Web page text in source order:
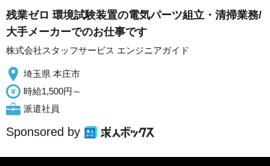
残業ゼロ 環境試験装置の電気パーツ組立・清掃業務/
大手メーカーでのお仕事です
株式会社スタッフサービス エンジニアガイド
埼玉県 本庄市
時給1,500円～
派遣社員
Sponsored by